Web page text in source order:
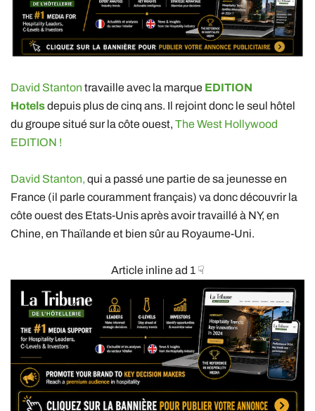
David Stanton travaille avec la marque EDITION
Hotelsdepuis plus de cinq ans. Il rejoint donc le seul hôtel
du groupe situé sur la côte ouest, The West Hollywood
EDITION !
David Stanton, qui a passé une partie de sa jeunesse en
France (il parle couramment français) va donc découvrir la
côte ouest des Etats-Unis après avoir travaillé à NY, en
Chine, en Thaïlande et bien sûr au Royaume-Uni.
Article inline ad 1 ☟